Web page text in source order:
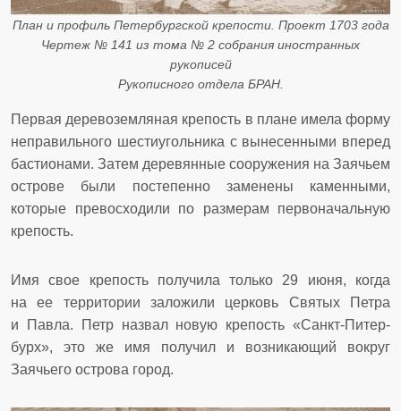
План и профиль Петербургской крепости. Проект 1703 года
Чертеж № 141 из тома № 2 собрания иностранных
рукописей
Рукописного отдела БРАН.
Первая деревоземляная крепость в плане имела форму
неправильного шестиугольника с вынесенными вперед
бастионами. Затем деревянные сооружения на Заячьем
острове были постепенно заменены каменными,
которые превосходили по размерам первоначальную
крепость.
Имя свое крепость получила только 29 июня, когда
на ее территории заложили церковь Святых Петра
и Павла. Петр назвал новую крепость «Санкт-Питер-
бурх», это же имя получил и возникающий вокруг
Заячьего острова город.